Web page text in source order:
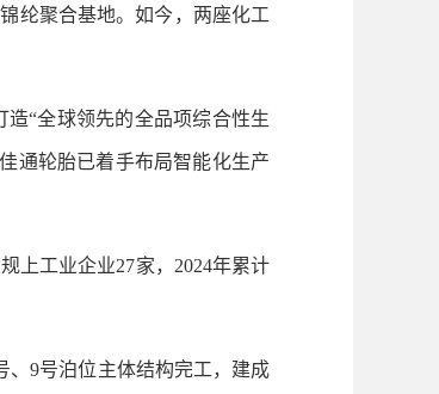
纶聚合基地。如今，两座化工
“全球领先的全品项综合性生
通轮胎已着手布局智能化生产
上工业企业27家，2024年累计
9号泊位主体结构完工，建成